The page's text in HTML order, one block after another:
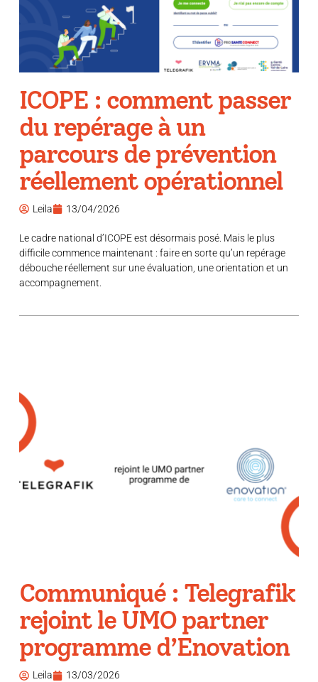
ICOPE : comment passer
du repérage à un
parcours de prévention
réellement opérationnel
Leila 13/04/2026
Le cadre national d’ICOPE est désormais posé. Mais le plus
difficile commence maintenant : faire en sorte qu’un repérage
débouche réellement sur une évaluation, une orientation et un
accompagnement.
Communiqué : Telegrafik
rejoint le UMO partner
programme d’Enovation
Leila 13/03/2026